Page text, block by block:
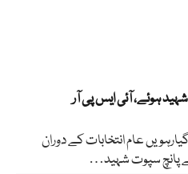
ہوئے، آئی ایس پی آر
والے گیارہویں عام انتخابات کے دوران
پانچ سپوت شہید…